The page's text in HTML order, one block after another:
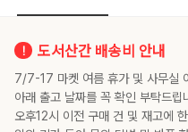
도서산간 배송비 안내
7/7-17 마켓 여름 휴가 및 사무실
아래 출고 날짜를 꼭 확인 부탁드립
오후12시 이전 구매 건 및 재고에